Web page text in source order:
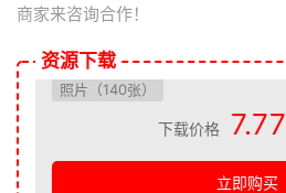
商家来咨询合作！
资源下载
照片（140张）
下载价格 7.77
立即购买